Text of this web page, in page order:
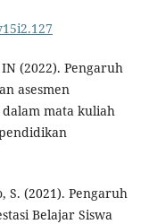
(2022). Pengaruh
asesmen
mata kuliah
S. (2021). Pengaruh
Belajar Siswa